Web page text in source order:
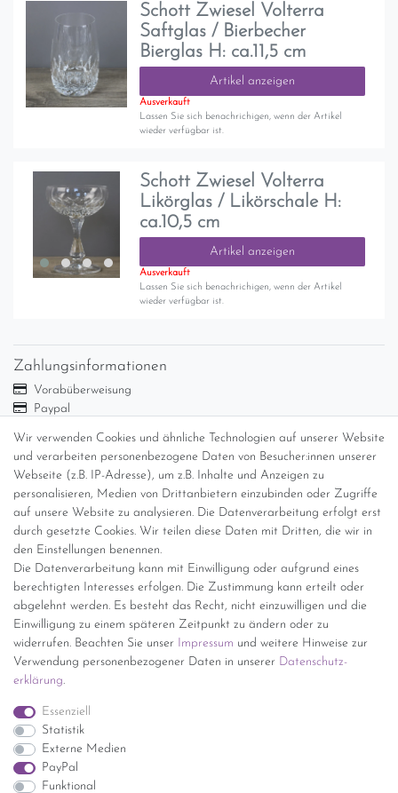
Schott Zwiesel Volterra
Saftglas / Bierbecher
Bierglas H: ca.11,5 cm
Artikel anzeigen
Ausverkauft
Lassen Sie sich benachrichigen, wenn der Artikel
wieder verfügbar ist.
Schott Zwiesel Volterra
Likörglas / Likörschale H:
ca.10,5 cm
Artikel anzeigen
Ausverkauft
Lassen Sie sich benachrichigen, wenn der Artikel
wieder verfügbar ist.
Wir verwenden Cookies und ähnliche Technologien auf unserer Website
und verarbeiten personenbezogene Daten von Besucher:innen unserer
Webseite (z.B. IP-Adresse), um z.B. Inhalte und Anzeigen zu
personalisieren, Medien von Drittanbietern einzubinden oder Zugriffe
auf unsere Website zu analysieren. Die Datenverarbeitung erfolgt erst
durch gesetzte Cookies. Wir teilen diese Daten mit Dritten, die wir in
den Einstellungen benennen.
Die Datenverarbeitung kann mit Einwilligung oder aufgrund eines
berechtigten Interesses erfolgen. Die Zustimmung kann erteilt oder
abgelehnt werden. Es besteht das Recht, nicht einzuwilligen und die
Einwilligung zu einem späteren Zeitpunkt zu ändern oder zu
widerrufen. Beachten Sie unser Impressum und weitere Hinweise zur
Verwendung personenbezogener Daten in unserer Daten­schutz­
erklärung.
Essenziell
Statistik
Externe Medien
PayPal
Funktional
Zahlungsinformationen
Vorabüberweisung
Paypal
Versandinformationen
Versand per GLS (6,90 Euro) oder DHL (8,49 Euro ) inkl. MwSt.
(innerhalb Deutschlands)
kostenfreie Lieferung ab 150 Euro Warenwert (innerhalb
Deutschlands)
Übersicht Internationale Versandkosten
Wir kaufen an
Sie haben zuviel Porzellan im Schrank? Gerne kaufen wir dieses an.
Einfach unverbindliches Angebot anfordern.
*Endpreis inkl. MwSt. (Dieser Artikel unterliegt gem. § 25a
UStG der Differenzbesteuerung, ein Ausweis der
Mehrwertsteuer auf der Rechnung erfolgt nicht.)